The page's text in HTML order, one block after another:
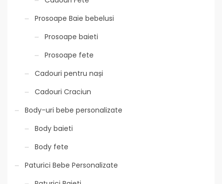
Prosoape Baie bebelusi
Prosoape baieti
Prosoape fete
Cadouri pentru nași
Cadouri Craciun
Body-uri bebe personalizate
Body baieti
Body fete
Paturici Bebe Personalizate